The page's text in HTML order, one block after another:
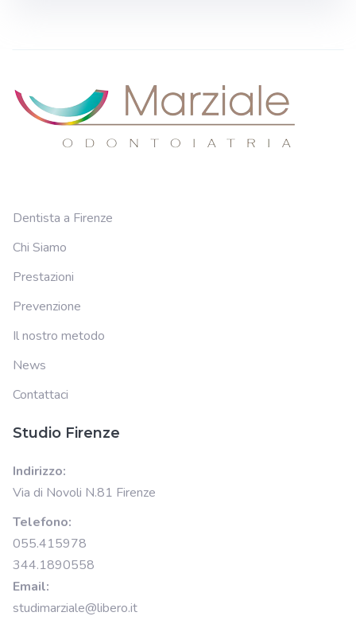
Dentista a Firenze
Chi Siamo
Prestazioni
Prevenzione
Il nostro metodo
News
Contattaci
Studio Firenze
Indirizzo:
Via di Novoli N.81 Firenze
Telefono:
055.415978
344.1890558
Email:
studimarziale@libero.it